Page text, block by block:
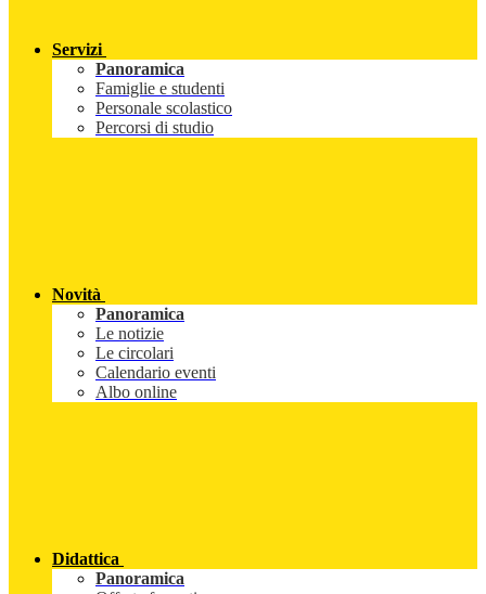
Servizi
Panoramica
Famiglie e studenti
Personale scolastico
Percorsi di studio
Novità
Panoramica
Le notizie
Le circolari
Calendario eventi
Albo online
Didattica
Panoramica